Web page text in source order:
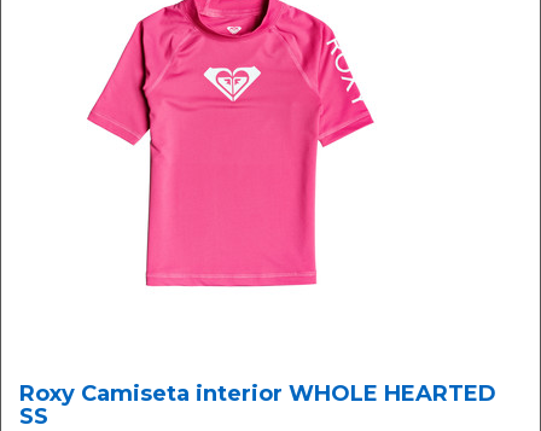
Roxy Camiseta interior WHOLE HEARTED
SS